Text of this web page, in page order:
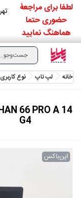
لطفا برای مراجعۀ
حضوری حتما
هماهنگ نمایید
خانه لپ تاپ نوع کاربری
66 PRO A 14
G4
اپن‌باکس